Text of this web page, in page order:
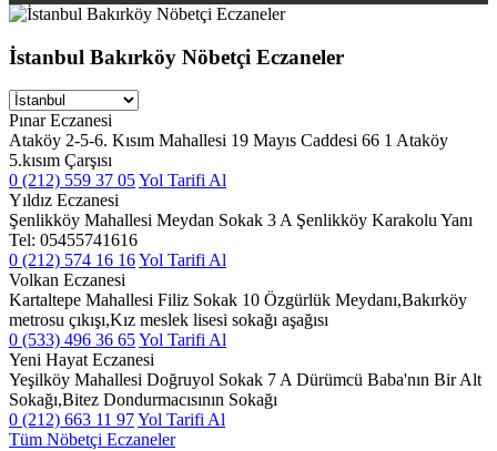
İstanbul Bakırköy Nöbetçi Eczaneler
Pınar Eczanesi
Ataköy 2-5-6. Kısım Mahallesi 19 Mayıs Caddesi 66 1 Ataköy
5.kısım Çarşısı
0 (212) 559 37 05Yol Tarifi Al
Yıldız Eczanesi
Şenlikköy Mahallesi Meydan Sokak 3 A Şenlikköy Karakolu Yanı
Tel: 05455741616
0 (212) 574 16 16Yol Tarifi Al
Volkan Eczanesi
Kartaltepe Mahallesi Filiz Sokak 10 Özgürlük Meydanı,Bakırköy
metrosu çıkışı,Kız meslek lisesi sokağı aşağısı
0 (533) 496 36 65Yol Tarifi Al
Yeni Hayat Eczanesi
Yeşilköy Mahallesi Doğruyol Sokak 7 A Dürümcü Baba'nın Bir Alt
Sokağı,Bitez Dondurmacısının Sokağı
0 (212) 663 11 97Yol Tarifi Al
Tüm Nöbetçi Eczaneler